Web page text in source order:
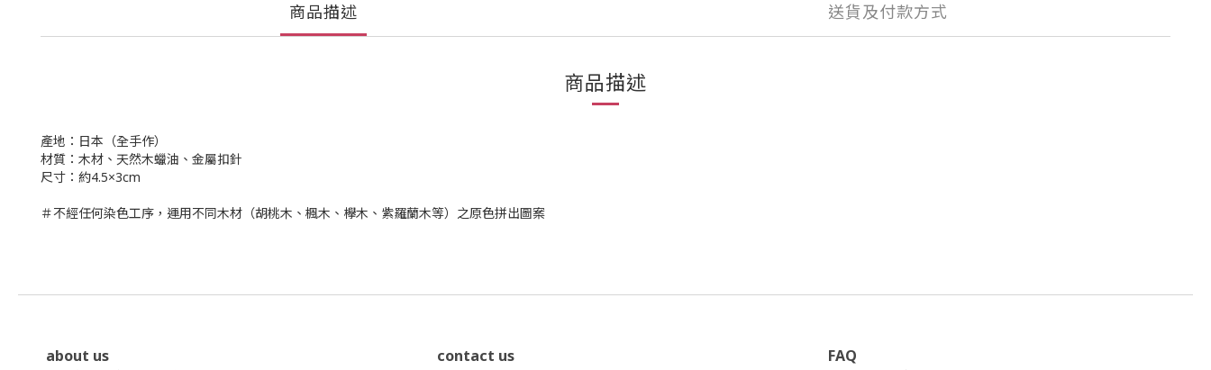
商品描述 送貨及付款方式
商品描述
產地：日本（全手作）
材質：木材、天然木蠟油、金屬扣針
尺寸：約4.5×3cm
＃不經任何染色工序，運用不同木材（胡桃木、楓木、欅木、紫羅蘭木等）之原色拼出圖案
about us contact us FAQ